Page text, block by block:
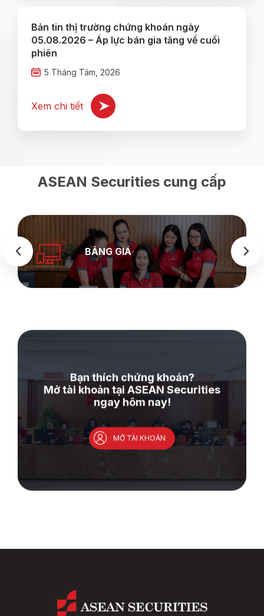
Bản tin thị trường chứng khoán ngày
05.08.2026 – Áp lực bán gia tăng về cuối
phiên
5 Tháng Tám, 2026
Xem chi tiết
ASEAN Securities cung cấp
BẢNG GIÁ
Bạn thích chứng khoán?
Mở tài khoản tại ASEAN Securities
ngay hôm nay!
MỞ TÀI KHOẢN